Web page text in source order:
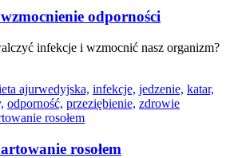
odporności
infekcje i wzmocnić nasz organizm?
ajurwedyjska, infekcje, jedzenie, katar,
odporność, przeziębienie, zdrowie
rosołem